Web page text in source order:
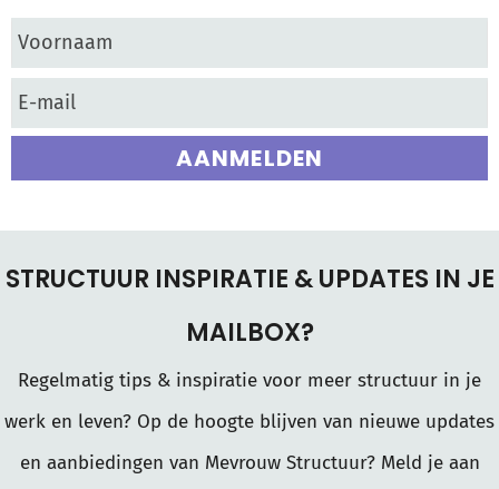
AANMELDEN
STRUCTUUR INSPIRATIE & UPDATES IN JE
MAILBOX?
Regelmatig tips & inspiratie voor meer structuur in je
werk en leven? Op de hoogte blijven van nieuwe updates
en aanbiedingen van Mevrouw Structuur? Meld je aan